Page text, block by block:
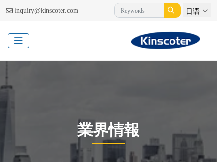
inquiry@kinscoter.com | 日语
業界情報